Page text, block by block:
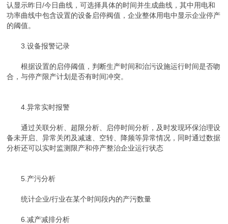
认显示昨日/今日曲线，可选择具体的时间并生成曲线，其中用电和
功率曲线中包含设置的设备启停阀值，企业整体用电中显示企业停产
的阈值。
3.设备报警记录
根据设置的启停阈值，判断生产时间和治污设施运行时间是否吻
合，与停产限产计划是否有时间冲突。
4.异常实时报警
通过关联分析、超限分析、启停时间分析，及时发现环保治理设
备未开启、异常关闭及减速、空转、降频等异常情况，同时通过数据
分析还可以实时监测限产和停产整治企业运行状态
5.产污分析
统计企业/行业在某个时间段内的产污数量
6.减产减排分析